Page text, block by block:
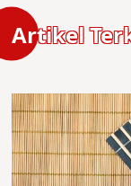
Artikel